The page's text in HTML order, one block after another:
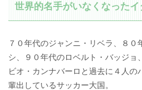
世界的名手がいなくなった
７０年代のジャンニ・リベラ、８０
シ、９０年代のロベルト・バッジョ
ビオ・カンナバーロと過去に４人の
輩出しているサッカー大国。